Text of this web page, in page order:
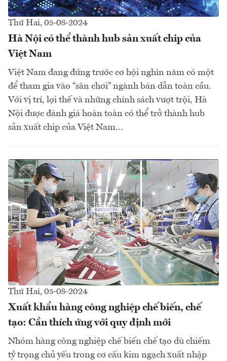
Thứ Hai, 05-08-2024
Hà Nội có thể thành hub sản xuất chip của
Việt Nam
Việt Nam đang đứng trước cơ hội nghìn năm có một
để tham gia vào “sân chơi” ngành bán dẫn toàn cầu.
Với vị trí, lợi thế và những chính sách vượt trội, Hà
Nội được đánh giá hoàn toàn có thể trở thành hub
sản xuất chip của Việt Nam...
Thứ Hai, 05-08-2024
Xuất khẩu hàng công nghiệp chế biến, chế
tạo: Cần thích ứng với quy định mới
Nhóm hàng công nghiệp chế biến chế tạo dù chiếm
tỷ trọng chủ yếu trong cơ cấu kim ngạch xuất nhập